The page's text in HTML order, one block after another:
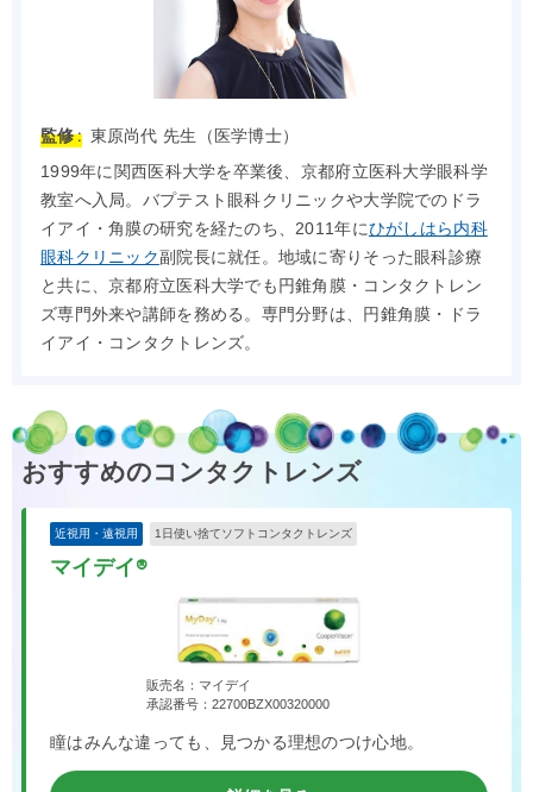
監修 : 東原尚代 先生（医学博士）
1999年に関西医科大学を卒業後、京都府立医科大学眼科学
教室へ入局。バプテスト眼科クリニックや大学院でのドラ
イアイ・角膜の研究を経たのち、2011年にひがしはら内科
眼科クリニック副院長に就任。地域に寄りそった眼科診療
と共に、京都府立医科大学でも円錐角膜・コンタクトレン
ズ専門外来や講師を務める。専門分野は、円錐角膜・ドラ
イアイ・コンタクトレンズ。
おすすめのコンタクトレンズ
近視用・遠視用 1日使い捨てソフトコンタクトレンズ
マイデイ®
販売名：マイデイ
承認番号：22700BZX00320000
瞳はみんな違っても、見つかる理想のつけ心地。